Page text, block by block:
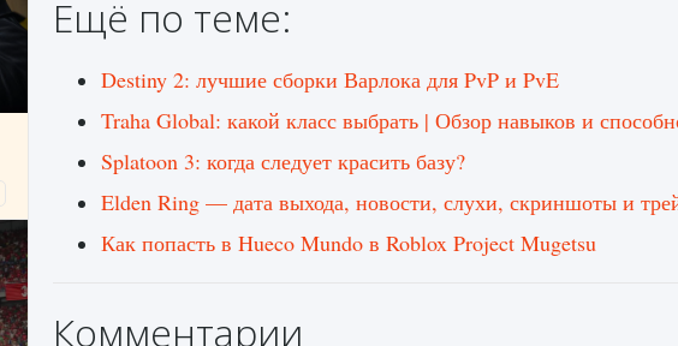
Ещё по теме:
Destiny 2: лучшие сборки Варлока для PvP и PvE
Traha Global: какой класс выбрать | Обзор навыков и
Splatoon 3: когда следует красить базу?
Elden Ring — дата выхода, новости, слухи, скриншоты и
Как попасть в Hueco Mundo в Roblox Project Mugetsu
Комментарии